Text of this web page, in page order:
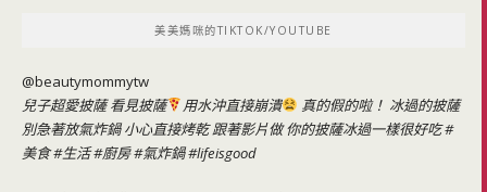
美美媽咪的TIKTOK/YOUTUBE
@beautymommytw
兒子超愛披薩 看見披薩
用水沖直接崩潰
真的假的啦！ 冰過的披薩
別急著放氣炸鍋 小心直接烤乾 跟著影片做 你的披薩冰過一樣很好吃#
美食#生活#廚房#氣炸鍋#lifeisgood